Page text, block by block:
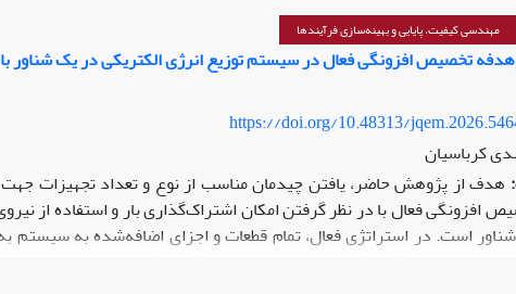
می‌بخشد. به‌کارگیری تابع زیان آنتروپی عمومی چارچوبی انعطاف‌پذیر
به‌شمار می‌آید.
مهندسی کیفیت، پایایی و بهینه‌سازی فرآیندها
تخصیص افزونگی فعال در سیستم توزیع انرژی الکتریکی در یک شناور با
https://doi.org/10.48313/
کرباسیان
هدف از پژوهش حاضر، یافتن چیدمان مناسب از نوع و تعداد تجهیزات
افزونگی فعال با در نظر گرفتن امکان اشتراک‌گذاری بار و استفاده از
است. در استراتژی فعال، تمام قطعات و اجزای اضافه‌شده به
زمانی خراب می‌شود که تمام اجزا دچار خرابی شده باشند.